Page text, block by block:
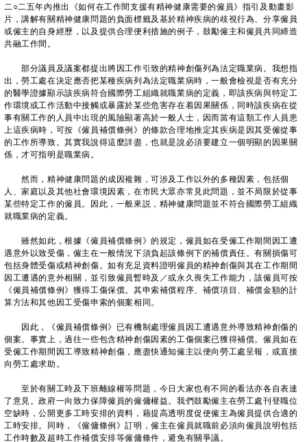
二○二五年內推出《如何在工作間支援有精神健康需要的僱員》指引及動畫影
片，講解有關精神健康問題的負面標籤及基於精神疾病的歧視行為、分享僱員
或僱主的自身經歷，以及提供合理便利措施的例子，鼓勵僱主和僱員共同締造
共融工作間。
部分議員及議案都提出將因工作引致的精神創傷列為法定職業病。我想指
出，勞工處在決定應否把某種疾病列為法定職業病時，一般會檢視是否有充分
的醫學證據顯示該疾病符合國際勞工組織就職業病的定義，即該疾病與特定工
作環境或工作活動中接觸或暴露於某些危害存在着因果關係，同時該疾病在從
事有關工作的人員中出現的風險顯著高於一般人士，因而當有這類工作人員患
上這疾病時，可按《僱員補償條例》的條款合理地推定其疾病是因其受僱從事
的工作所導致。其實我說得這麼詳盡，也就是說必須要建立一個明顯的因果關
係，才可指明是職業病。
然而，精神健康問題的成因複雜，可涉及工作以外的多種因素，包括個
人、家庭以及其他社會環境因素，在市民大眾亦常見此問題，並不局限於從事
某些特定工作的僱員。因此，一般來説，精神健康問題並不符合國際勞工組織
就職業病的定義。
雖然如此，根據《僱員補償條例》的規定，僱員如在受僱工作期間因工遭
遇意外以致受傷，僱主在一般情況下須負起該條例下的補償責任。有關損傷可
包括身體受傷或精神創傷。如有充足資料證明僱員的精神創傷與其在工作期間
因工遭遇的意外相關，並引致僱員暫時及／或永久喪失工作能力，該僱員可按
《僱員補償條例》獲得工傷保償。其申索補償程序、補償項目、補償金額的計
算方法和其他因工受傷申索的個案相同。
因此，《僱員補償條例》已有機制處理僱員因工遭遇意外導致精神創傷的
個案。事實上，過往一些包含精神創傷因素的工傷個案已獲得補償。僱員如在
受僱工作期間因工導致精神創傷，應盡快通知僱主以便向勞工處呈報，或直接
向勞工處求助。
至於有關工時及下班離線權等問題，今日大家也有不同的看法亦各自表達
了意見。政府一向致力保障僱員的僱傭權益。我們鼓勵僱主在勞工處刊登職位
空缺時，公開更多工時安排的資料，藉提高透明度促使僱主為僱員提供合適的
工時安排。同時，《僱傭條例》訂明，僱主在僱員就職前必須向僱員說明包括
工作時數及超時工作補償安排等僱傭條件，避免有關爭議。